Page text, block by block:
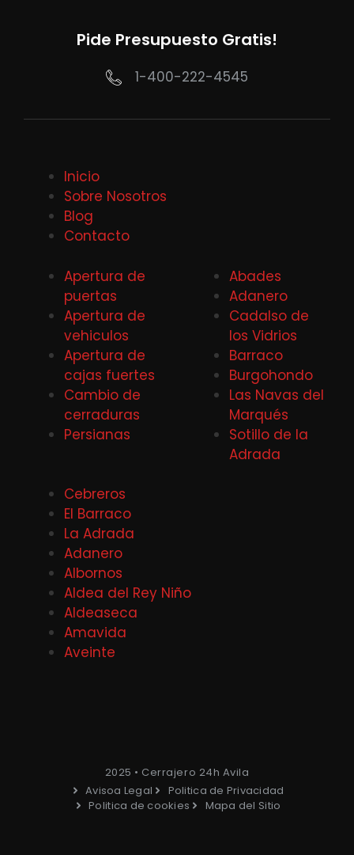
Pide Presupuesto Gratis!
1-400-222-4545
Inicio
Sobre Nosotros
Blog
Contacto
Apertura de
puertas
Apertura de
vehiculos
Apertura de
cajas fuertes
Cambio de
cerraduras
Persianas
Abades
Adanero
Cadalso de
los Vidrios
Barraco
Burgohondo
Las Navas del
Marqués
Sotillo de la
Adrada
Cebreros
El Barraco
La Adrada
Adanero
Albornos
Aldea del Rey Niño
Aldeaseca
Amavida
Aveinte
2025 • Cerrajero 24h Avila
Avisoa Legal
Politica de Privacidad
Politica de cookies
Mapa del Sitio